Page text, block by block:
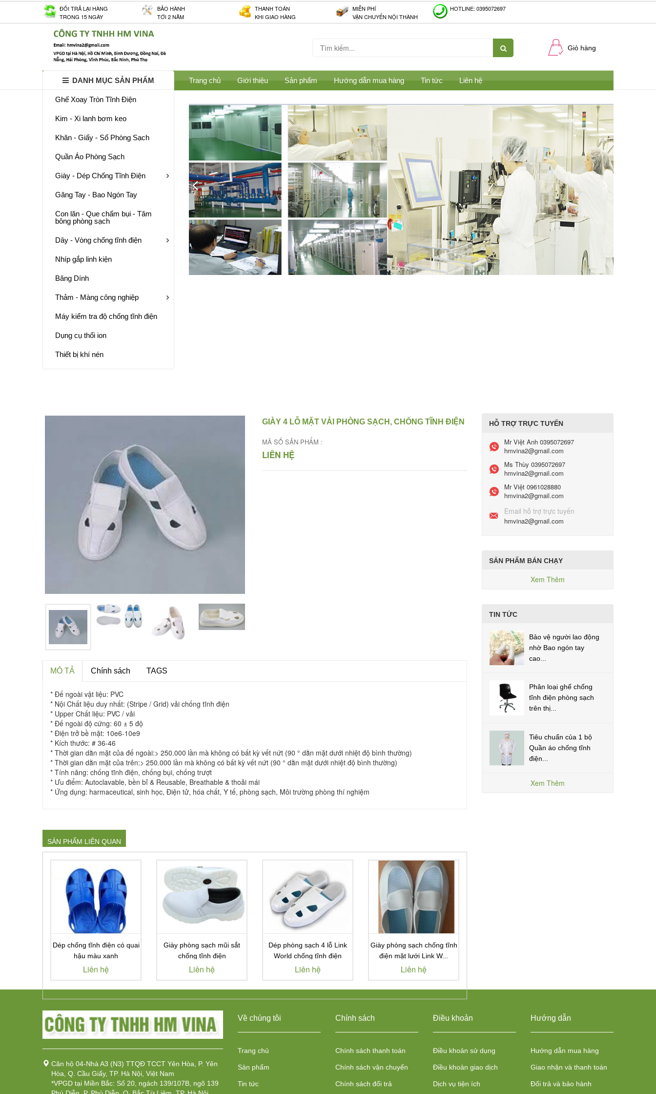
ĐỐI TRẢ LẠI HÀNG
TRONG 15 NGÀY
BẢO HÀNH
TỚI 2 NĂM
THANH TOÁN
KHI GIAO HÀNG
MIỄN PHÍ
VẬN CHUYỂN NỘI THÀNH
HOTLINE: 0395072697
Giỏ hàng
DANH MỤC SẢN PHẨM Trang chủ Giới thiệu Sản phẩm Hướng dẫn mua hàng Tin tức Liên hệ
Ghế Xoay Tròn Tĩnh Điện
Kim - Xi lanh bơm keo
Khăn - Giấy - Sổ Phòng Sạch
Quần Áo Phòng Sạch
Giày - Dép Chống Tĩnh Điện
Găng Tay - Bao Ngón Tay
Con lăn - Que chấm bụi - Tăm
bông phòng sạch
Dây - Vòng chống tĩnh điện
Nhíp gắp linh kiện
Băng Dính
Thảm - Màng công nghiệp
Máy kiểm tra độ chống tĩnh điện
Dụng cụ thổi ion
Thiết bị khí nén
GIÀY 4 LỖ MẶT VẢI PHÒNG SẠCH, CHỐNG TĨNH ĐIỆN
MÃ SỐ SẢN PHẨM :
LIÊN HỆ
MÔ TẢ Chính sách TAGS
* Đế ngoài vật liệu: PVC
* Nội Chất liệu duy nhất: (Stripe / Grid) vải chống tĩnh điện
* Upper Chất liệu: PVC / vải
* Đế ngoài độ cứng: 60 ± 5 độ
* Điện trở bề mặt: 10e6-10e9
* Kích thước: # 36-46
* Thời gian dằn mặt của đế ngoài:> 250.000 lần mà không có bất kỳ vết nứt (90 ° dằn mặt dưới nhiệt độ bình thường)
* Thời gian dằn mặt của trên:> 250.000 lần mà không có bất kỳ vết nứt (90 ° dằn mặt dưới nhiệt độ bình thường)
* Tính năng: chống tĩnh điện, chống bụi, chống trượt
* Ưu điểm: Autoclavable, bền bỉ & Reusable, Breathable & thoải mái
* Ứng dụng: harmaceutical, sinh học, Điện tử, hóa chất, Y tế, phòng sạch, Môi trường phòng thí nghiệm
SẢN PHẨM LIÊN QUAN
Dép chống tĩnh điện có quai
hậu màu xanh
Liên hệ
Giày phòng sạch mũi sắt
chống tĩnh điện
Liên hệ
Dép phòng sạch 4 lỗ Link
World chống tĩnh điện
Liên hệ
Giày phòng sạch chống tĩnh
điện mặt lưới Link W...
Liên hệ
HỖ TRỢ TRỰC TUYẾN
Mr Việt Anh 0395072697
hmvina2@gmail.com
Ms Thùy 0395072697
hmvina2@gmail.com
Mr Việt 0961028880
hmvina2@gmail.com
Email hỗ trợ trực tuyến
hmvina2@gmail.com
SẢN PHẨM BÁN CHẠY
Xem Thêm
TIN TỨC
Bảo vệ người lao động
nhờ Bao ngón tay
cao...
Phân loại ghế chống
tĩnh điện phòng sạch
trên thị...
Tiêu chuẩn của 1 bộ
Quần áo chống tĩnh
điện...
Xem Thêm
Căn hộ 04-Nhà A3 (N3) TTQĐ TCCT Yên Hòa, P. Yên
Hòa, Q. Cầu Giấy, TP. Hà Nội, Việt Nam
*VPGD tại Miền Bắc: Số 20, ngách 139/107B, ngõ 139
Về chúng tôi
Trang chủ
Sản phẩm
Tin tức
Chính sách
Chính sách thanh toán
Chính sách vận chuyển
Chính sách đổi trả
Điều khoản
Điều khoản sử dụng
Điều khoản giao dịch
Dịch vụ tiện ích
Hướng dẫn
Hướng dẫn mua hàng
Giao nhận và thanh toán
Đổi trả và bảo hành